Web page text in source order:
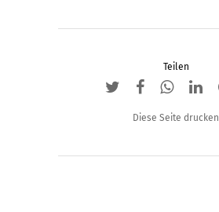
Teilen
Diese Seite drucken